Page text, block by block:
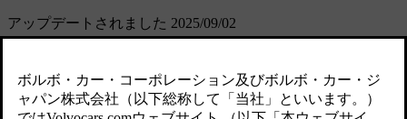
アップデートされました 2025/09/02